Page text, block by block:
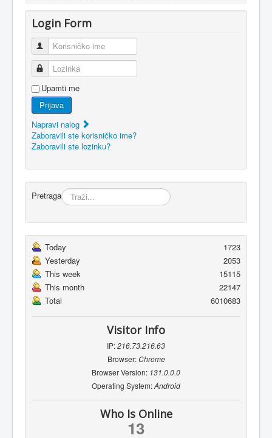
Login Form
Korisničko ime
Lozinka
Upamti me
Prijava
Napravi nalog
Zaboravili ste korisničko ime?
Zaboravili ste lozinku?
Pretraga
Today
1723
Yesterday
2053
This week
15115
This month
22147
Total
6010683
Visitor Info
IP:216.73.216.63
Browser:Chrome
Browser Version: 131.0.0.0
Operating System:Android
Who Is Online
13